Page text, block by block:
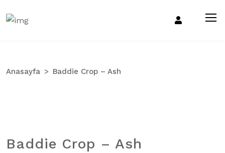
Anasayfa Baddie Crop – Ash
Baddie Crop – Ash